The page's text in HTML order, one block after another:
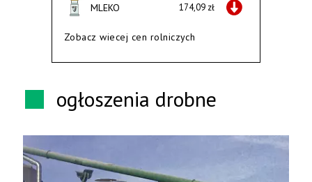
MLEKO 174,09 zł
Zobacz wiecej cen rolniczych
ogłoszenia drobne